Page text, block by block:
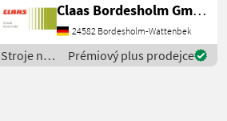
1, 25 m Presskammerbreite
1, 20 m / in
Serienausrüstung: Pickup:
Aufnahmebreite 2, 10 m / 4
Claas Bordesholm GmbH
24582 Bordesholm-Wattenbek
Stroje na
zber
Prémiový plus prodejce